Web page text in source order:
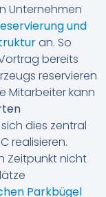
Unternehmen
und
an. So
bereits
reservieren
Mitarbeiter kann
dies zentral
realisieren.
Zeitpunkt nicht
Parkbügel